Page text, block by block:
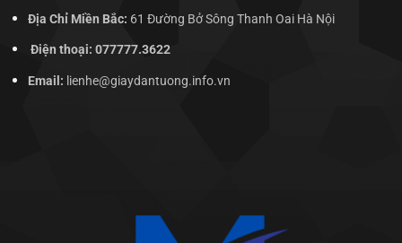
Địa Chỉ Miền Bắc: 61 Đường Bở Sông Thanh Oai Hà Nội
Điện thoại: 077777.3622
Email: lienhe@giaydantuong.info.vn